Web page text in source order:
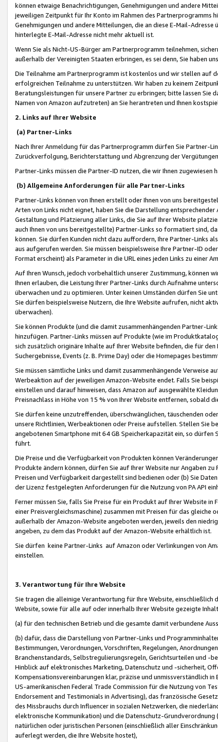
können etwaige Benachrichtigungen, Genehmigungen und andere
jeweiligen Zeitpunkt für Ihr Konto im Rahmen des Partnerprogramms
Genehmigungen und andere Mitteilungen, die an diese E-Mail-
hinterlegte E-Mail-Adresse nicht mehr aktuell ist.
Wenn Sie als Nicht-US-Bürger am Partnerprogramm teilnehmen,
außerhalb der Vereinigten Staaten erbringen, es sei denn, Sie haben
Die Teilnahme am Partnerprogramm ist kostenlos und wir stellen auf
erfolgreichen Teilnahme zu unterstützen. Wir haben zu keinem
Beratungsleistungen für unsere Partner zu erbringen; bitte lassen Sie
Namen von Amazon aufzutreten) an Sie herantreten und Ihnen
2. Links auf Ihrer Website
(a) Partner-Links
Nach Ihrer Anmeldung für das Partnerprogramm dürfen Sie Partner-
Zurückverfolgung, Berichterstattung und Abgrenzung der
Partner-Links müssen die Partner-ID nutzen, die wir Ihnen zugewiesen
(b) Allgemeine Anforderungen für alle Partner-Links
Partner-Links können von Ihnen erstellt oder Ihnen von uns
Arten von Links nicht eignet, haben Sie die Darstellung
Gestaltung und Platzierung aller Links, die Sie auf Ihrer Website
auch Ihnen von uns bereitgestellte) Partner-Links so formatiert sind,
können. Sie dürfen Kunden nicht dazu auffordern, Ihre Partner-Links
aus aufgerufen werden. Sie müssen beispielsweise Ihre Partner-ID
Format erscheint) als Parameter in die URL eines jeden Links zu einer
Auf Ihren Wunsch, jedoch vorbehaltlich unserer Zustimmung, können
Ihnen erlauben, die Leistung Ihrer Partner-Links durch Aufnahme
überwachen und zu optimieren. Unter keinen Umständen dürfen Sie
Sie dürfen beispielsweise Nutzern, die Ihre Website aufrufen, nicht
überwachen).
Sie können Produkte (und die damit zusammenhängenden Partner-
hinzufügen. Partner-Links müssen auf Produkte (wie im
sich zusätzlich originäre Inhalte auf Ihrer Website befinden, die für
Suchergebnisse, Events (z. B. Prime Day) oder die Homepages
Sie müssen sämtliche Links und damit zusammenhängende
Werbeaktion auf der jeweiligen Amazon-Website endet. Falls Sie
einstellen und darauf hinweisen, dass Amazon auf ausgewählte
Preisnachlass in Höhe von 15 % von Ihrer Website entfernen, sobald
Sie dürfen keine unzutreffenden, überschwänglichen, täuschenden
unsere Richtlinien, Werbeaktionen oder Preise aufstellen. Stellen Sie
angebotenen Smartphone mit 64 GB Speicherkapazität ein, so dürfen
führt.
Die Preise und die Verfügbarkeit von Produkten können
Produkte ändern können, dürfen Sie auf Ihrer Website nur Angaben
Preisen und Verfügbarkeit dargestellt sind bedienen oder (b) Sie
der Lizenz festgelegten Anforderungen für die Nutzung von PA API
Ferner müssen Sie, falls Sie Preise für ein Produkt auf Ihrer Website
einer Preisvergleichsmaschine) zusammen mit Preisen für das
außerhalb der Amazon-Website angeboten werden, jeweils den
angeben, zu dem das Produkt auf der Amazon-Website erhältlich ist.
Sie dürfen keine Partner-Links auf Amazon oder Verlinkungen von
einstellen.
3. Verantwortung für Ihre Website
Sie tragen die alleinige Verantwortung für Ihre Website,
Website, sowie für alle auf oder innerhalb Ihrer Website gezeigte
(a) für den technischen Betrieb und die gesamte damit verbundene
(b) dafür, dass die Darstellung von Partner-Links und
Bestimmungen, Verordnungen, Vorschriften, Regelungen,
Branchenstandards, Selbstregulierungsregeln, Gerichtsurteilen und -
Hinblick auf elektronisches Marketing, Datenschutz und -sicherheit,
Kompensationsvereinbarungen klar, präzise und unmissverständlich
US-amerikanischen Federal Trade Commission für die Nutzung von
Endorsement and Testimonials in Advertising), das französische
des Missbrauchs durch Influencer in sozialen Netzwerken, die
elektronische Kommunikation) und die Datenschutz-
natürlichen oder juristischen Personen (einschließlich aller
auferlegt werden, die Ihre Website hostet),